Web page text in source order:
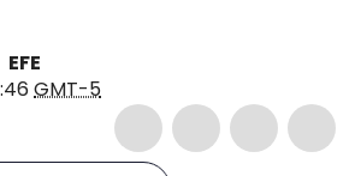
EFE
GMT-5